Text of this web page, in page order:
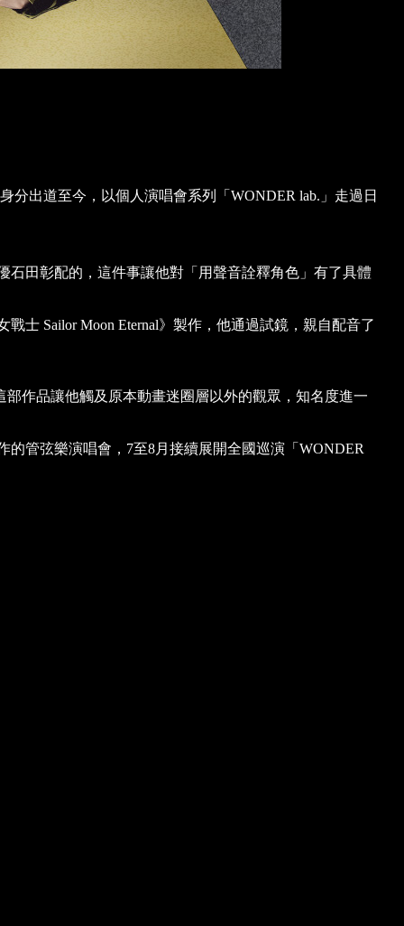
分出道至今，以個人演唱會系列「WONDER lab.」走過日
田彰配的，這件事讓他對「用聲音詮釋角色」有了具體
士 Sailor Moon Eternal》製作，他通過試鏡，親自配音了
作品讓他觸及原本動畫迷圈層以外的觀眾，知名度進一
的管弦樂演唱會，7至8月接續展開全國巡演「WONDER